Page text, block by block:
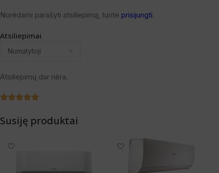
Atsiliepimai
Atsiliepimų dar nėra.
Norėdami parašyti atsiliepimą, turite prisijungti.
Susiję produktai